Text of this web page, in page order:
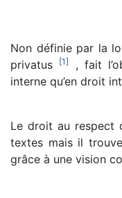
Non définie par la
privatus
[1]
, fait
interne qu’en droit
Le droit au respect
textes mais il
grâce à une vision